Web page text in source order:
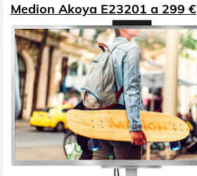
Medion Akoya E23201 a 299 €